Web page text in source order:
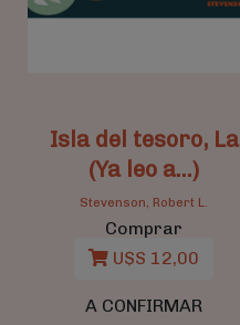
Isla del tesoro, La
(Ya leo a...)
Stevenson, Robert L.
Comprar
U$S 12,00
A CONFIRMAR